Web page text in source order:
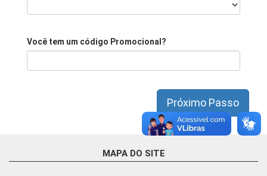
Você tem um código Promocional?
Próximo Passo
MAPA DO SITE